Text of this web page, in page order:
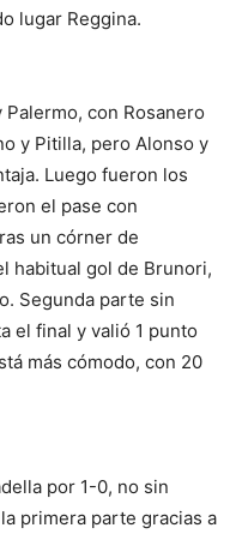
lugar Reggina.
con Rosanero
y Pitilla, pero Alonso y
Luego fueron los
el pase con
un córner de
habitual gol de Brunori,
Segunda parte sin
el final y valió 1 punto
más cómodo, con 20
por 1-0, no sin
primera parte gracias a